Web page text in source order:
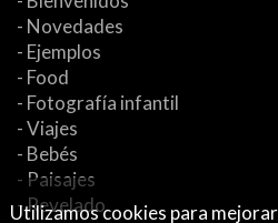
- Novedades
- Ejemplos
- Food
- Fotografía infantil
- Viajes
- Bebés
- Paisajes
- Revelado
Utilizamos cookies para